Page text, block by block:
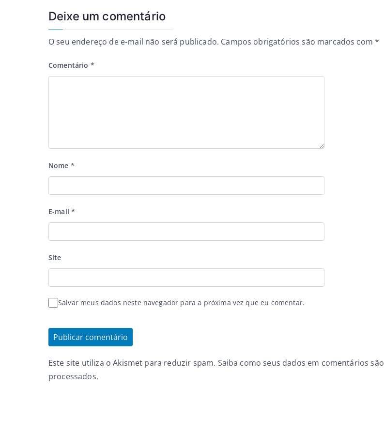
Deixe um comentário
O seu endereço de e-mail não será publicado. Campos obrigatórios são marcados com*
Comentário *
Nome *
E-mail*
Site
Salvar meus dados neste navegador para a próxima vez que eu comentar.
Este site utiliza o Akismet para reduzir spam. Saiba como seus dados em comentários são
processados.